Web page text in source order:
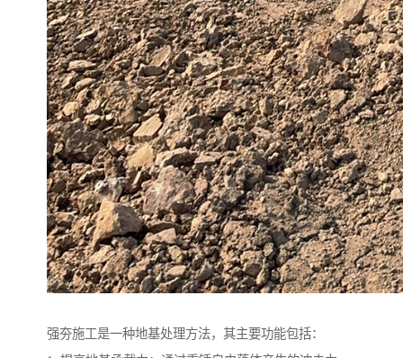
强夯施工是一种地基处理方法，其主要功能包括：